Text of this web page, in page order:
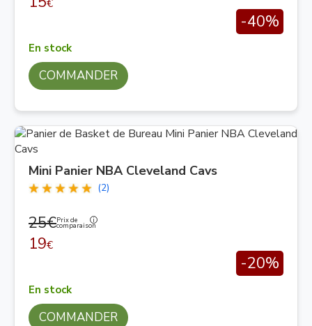
€
-40%
En stock
COMMANDER
Mini Panier NBA Cleveland Cavs
(2)
25€Prix de
comparaison
19€
-20%
En stock
COMMANDER